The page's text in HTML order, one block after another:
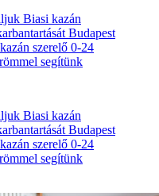
Biasi kazán
Budapest
szerelő 0-24
segítünk
Biasi kazán
Budapest
szerelő 0-24
segítünk